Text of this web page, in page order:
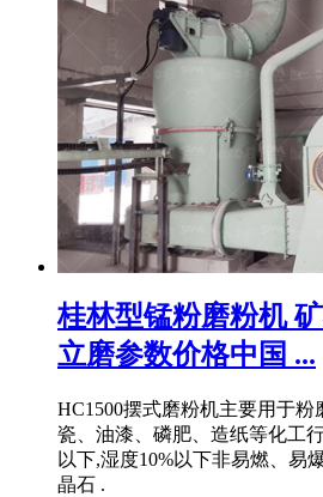
桂林型锰粉磨粉机
立磨参数价格中国 ...
HC1500摆式磨粉机主要用于
瓷、油漆、磷肥、造纸等化工
以下,湿度10%以下非易燃、易
晶石 .